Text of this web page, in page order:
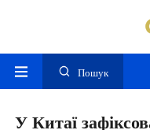
Пошук
У Китаї